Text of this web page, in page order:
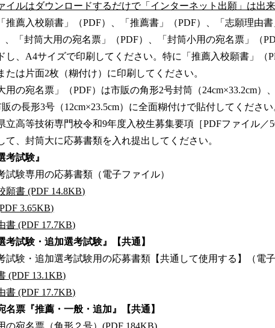
イルはダウンロードするだけで「インターネット出願」は出
推薦入校願書」（PDF）、「推薦書」（PDF）、「志願理由書
、「封筒大用の宛名票」（PDF）、「封筒小用の宛名票」（
し、A4サイズで印刷してください。特に「推薦入校願書」（
たは片面2枚（糊付け）に印刷してください。
用の宛名票」（PDF）は市販の角形2号封筒（24cm×33.2cm）
の長形3号（12cm×23.5cm）に全面糊付けで貼付してください
立高等技術専門校令和9年度入校生募集要項［PDFファイル／
て、封筒大に応募書類を入れ提出してください。
考試験』
試験専用の応募書類（電子ファイル）
願書 (PDF 14.8KB)
3.65KB)
書 (PDF 17.7KB)
考試験・追加選考試験』【共通】
試験・追加選考試験用の応募書類【共通して使用する】（電子
(PDF 13.1KB)
書 (PDF 17.7KB)
名票『推薦・一般・追加』【共通】
の宛名票（角形２号）(PDF 184KB)